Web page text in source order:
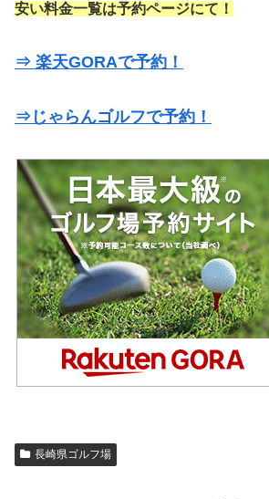
安い料金一覧は予約ページにて！
⇒ 楽天GORAで予約！
⇒じゃらんゴルフで予約！
長崎県ゴルフ場